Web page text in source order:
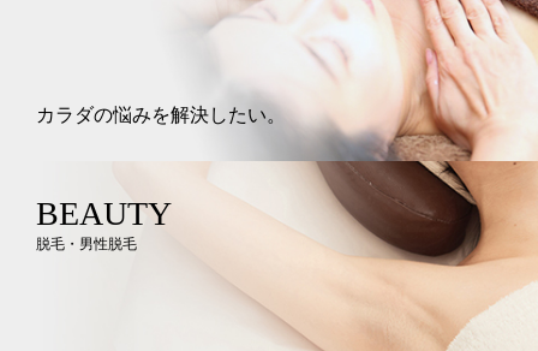
カラダの悩みを解決したい。
BEAUTY
脱毛・男性脱毛